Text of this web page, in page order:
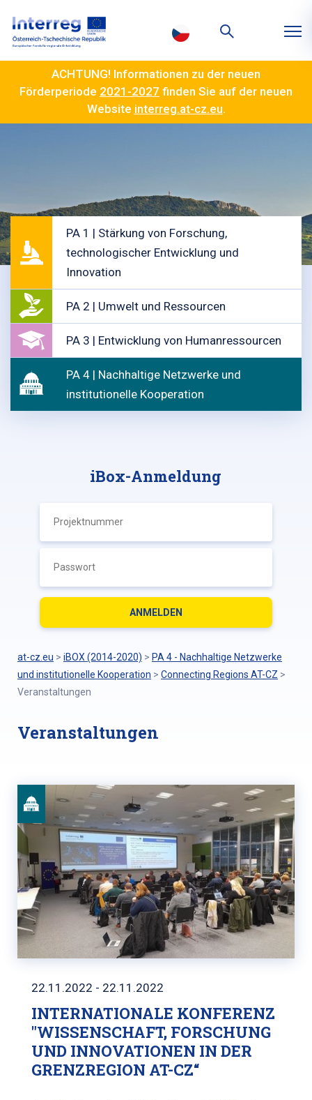
ACHTUNG! Informationen zu der neuen
Förderperiode 2021-2027 finden Sie auf der neuen
Website interreg.at-cz.eu.
PA 1 | Stärkung von Forschung,
technologischer Entwicklung und
Innovation
PA 2 | Umwelt und Ressourcen
PA 3 | Entwicklung von Humanressourcen
PA 4 | Nachhaltige Netzwerke und
institutionelle Kooperation
iBox-Anmeldung
at-cz.eu > iBOX (2014-2020) > PA 4 - Nachhaltige Netzwerke
und institutionelle Kooperation > Connecting Regions AT-CZ >
Veranstaltungen
Veranstaltungen
22.11.2022 - 22.11.2022
INTERNATIONALE KONFERENZ
"WISSENSCHAFT, FORSCHUNG
UND INNOVATIONEN IN DER
GRENZREGION AT-CZ“